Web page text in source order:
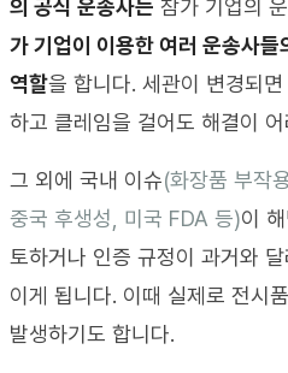
의 공식 운송사는 참가 기업의
가 기업이 이용한 여러 운송사
역할을 합니다. 세관이 변경되
하고 클레임을 걸어도 해결이
그 외에 국내 이슈(화장품 부작
중국 후생성
미국 FDA 등)이
토하거나 인증 규정이 과거와
이게 됩니다. 이때 실제로 전시
발생하기도 합니다.